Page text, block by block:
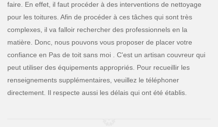
faire. En effet, il faut procéder à des interventions de nettoyage
pour les toitures. Afin de procéder à ces tâches qui sont très
complexes, il va falloir rechercher des professionnels en la
matière. Donc, nous pouvons vous proposer de placer votre
confiance en Pas de toit sans moi . C'est un artisan couvreur qui
peut utiliser des équipements appropriés. Pour recueillir les
renseignements supplémentaires, veuillez le téléphoner
directement. Il respecte aussi les délais qui ont été établis.